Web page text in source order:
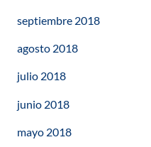
septiembre 2018
agosto 2018
julio 2018
junio 2018
mayo 2018